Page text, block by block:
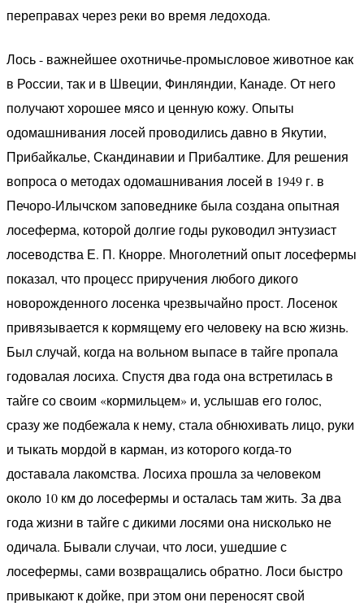
переправах через реки во время ледохода.
Лось - важнейшее охотничье-промысловое животное как
в России, так и в Швеции, Финляндии, Канаде. От него
получают хорошее мясо и ценную кожу. Опыты
одомашнивания лосей проводились давно в Якутии,
Прибайкалье, Скандинавии и Прибалтике. Для решения
вопроса о методах одомашнивания лосей в 1949 г. в
Печоро-Илычском заповеднике была создана опытная
лосеферма, которой долгие годы руководил энтузиаст
лосеводства Е. П. Кнорре. Многолетний опыт лосефермы
показал, что процесс приручения любого дикого
новорожденного лосенка чрезвычайно прост. Лосенок
привязывается к кормящему его человеку на всю жизнь.
Был случай, когда на вольном выпасе в тайге пропала
годовалая лосиха. Спустя два года она встретилась в
тайге со своим «кормильцем» и, услышав его голос,
сразу же подбежала к нему, стала обнюхивать лицо, руки
и тыкать мордой в карман, из которого когда-то
доставала лакомства. Лосиха прошла за человеком
около 10 км до лосефермы и осталась там жить. За два
года жизни в тайге с дикими лосями она нисколько не
одичала. Бывали случаи, что лоси, ушедшие с
лосефермы, сами возвращались обратно. Лоси быстро
привыкают к дойке, при этом они переносят свой